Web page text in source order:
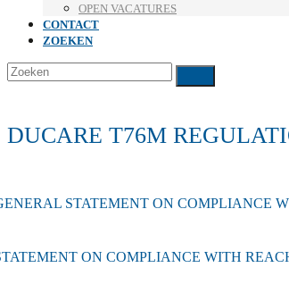
OPEN VACATURES
CONTACT
ZOEKEN
Zoeken
Verzenden
DUCARE T76M
STATEMENT ON COMPLIANCE
ON COMPLIANCE WITH